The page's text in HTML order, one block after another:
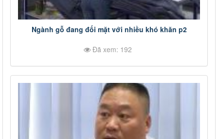
Ngành gỗ đang đối mặt với nhiều khó khăn p2
Đã xem: 192